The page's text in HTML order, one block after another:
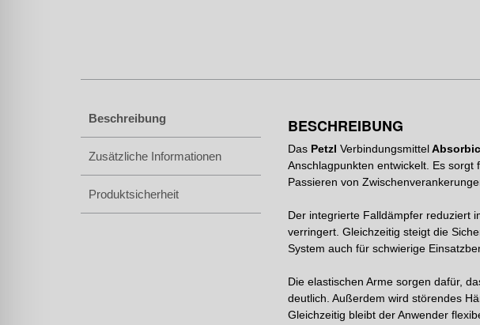
Beschreibung
Zusätzliche Informationen
Produktsicherheit
BESCHREIBUNG
Das Petzl Verbindungsmittel
Anschlagpunkten entwickelt. Es
Passieren von
Der integrierte Falldämpfer reduziert
verringert. Gleichzeitig steigt die
System auch für schwierige
Die elastischen Arme sorgen dafür,
deutlich. Außerdem wird störendes
Gleichzeitig bleibt der Anwender